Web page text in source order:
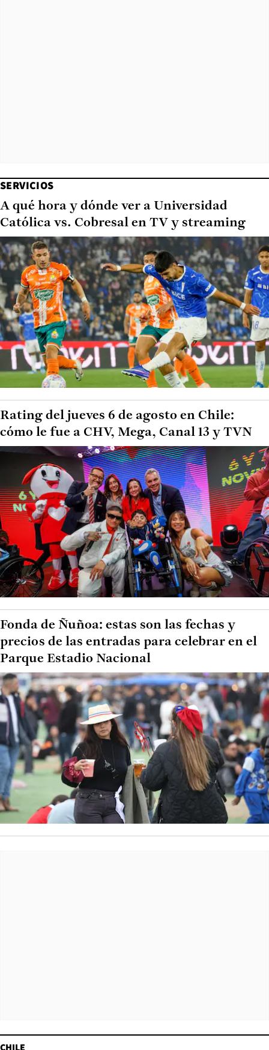
SERVICIOS
A qué hora y dónde ver a Universidad
Católica vs. Cobresal en TV y streaming
Rating del jueves 6 de agosto en Chile:
cómo le fue a CHV, Mega, Canal 13 y TVN
Fonda de Ñuñoa: estas son las fechas y
precios de las entradas para celebrar en el
Parque Estadio Nacional
CHILE